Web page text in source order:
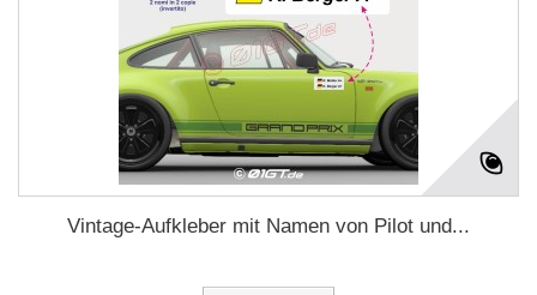
Vintage-Aufkleber mit Namen von Pilot und...